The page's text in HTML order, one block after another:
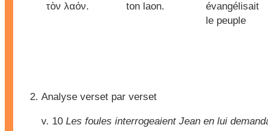
τὸν λαόν.
ton laon.
évangélisait
le peuple
Analyse verset par verset
v. 10 Les foules interrogeaient Jean en lui